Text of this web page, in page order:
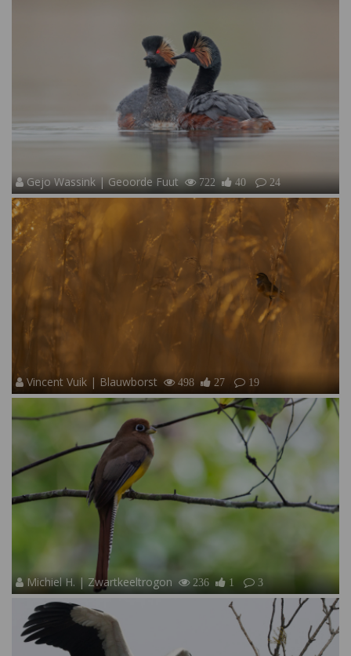
Gejo Wassink | Geoorde Fuut 722 40 24
Vincent Vuik | Blauwborst 498 27 19
Michiel H. | Zwartkeeltrogon 236 1 3